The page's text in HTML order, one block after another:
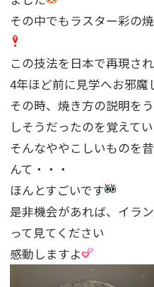
その中でもラスター彩の
この技法を日本で再現さ
4年ほど前に見学へお邪魔
その時、焼き方の説明を
しそうだったのを覚えて
そんなややこしいものを
んて・・・
ほんとすごいです
是非機会があれば、イラ
って見てください
感動しますよ